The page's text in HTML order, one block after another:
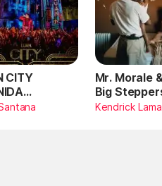
CITY
Mr. Morale
Big
Kendrick